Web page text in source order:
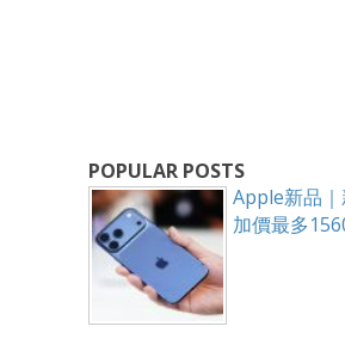
POPULAR POSTS
Apple新品
加價最多